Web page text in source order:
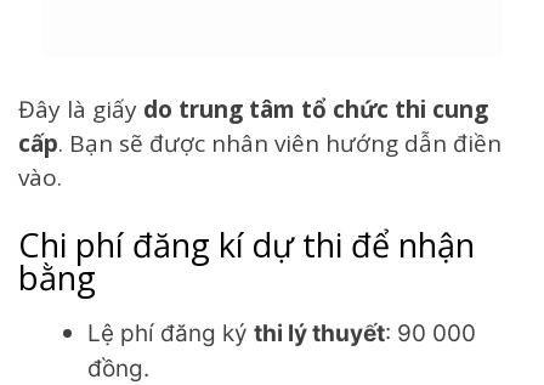
Đây là giấy do trung tâm tổ chức thi cung
cấp. Bạn sẽ được nhân viên hướng dẫn điền
vào.
Chi phí đăng kí dự thi để nhận
bằng
Lệ phí đăng ký thi lý thuyết: 90 000
đồng.